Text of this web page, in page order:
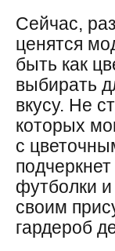
Сейчас,
ценятся
быть как
выбирать
вкусу. Не
которых
с
футболки
своим
гардероб